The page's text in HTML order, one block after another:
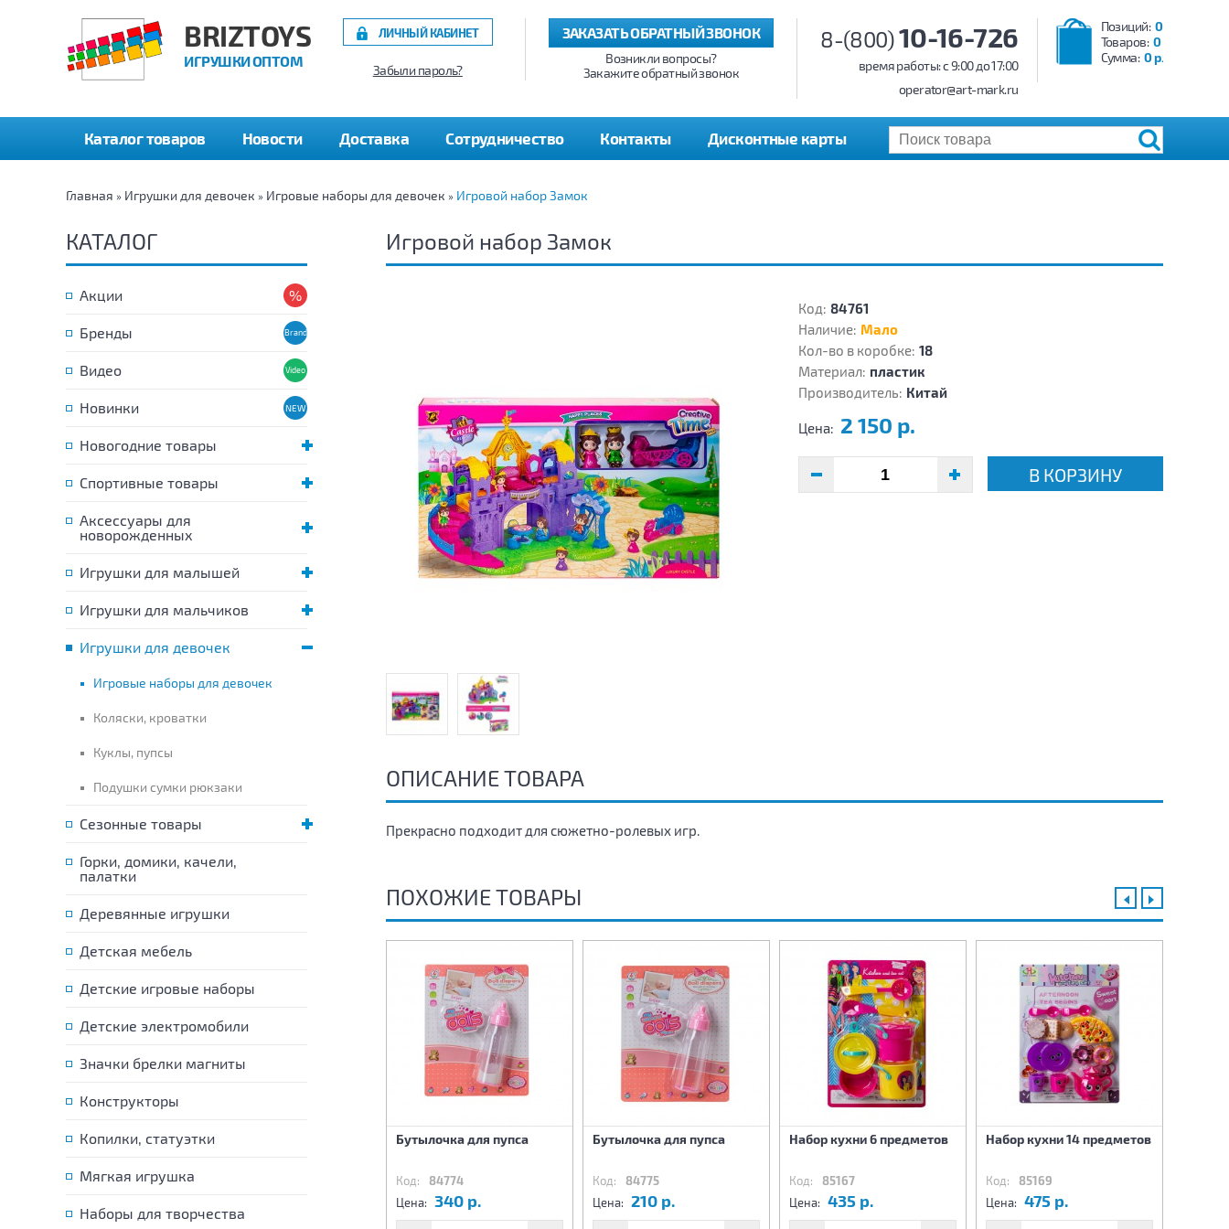
BRIZTOYS
ИГРУШКИ ОПТОМ
Позиций: 0
Товаров: 0
Сумма: 0 р.
8-(800)10-16-726
время работы: c 9:00 до 17:00
operator@art-mark.ru
ЗАКАЗАТЬ ОБРАТНЫЙ ЗВОНОК
Возникли вопросы?
Закажите обратный звонок
ЛИЧНЫЙ КАБИНЕТ
Забыли пароль?
Каталог товаров Новости Доставка Сотрудничество Контакты Дисконтные карты
Главная » Игрушки для девочек » Игровые наборы для девочек » Игровой набор Замок
КАТАЛОГ
Акции
Бренды
Видео
Новинки
Новогодние товары
Спортивные товары
Аксессуары для
новорожденных
Игрушки для малышей
Игрушки для мальчиков
Игрушки для девочек
Игровые наборы для девочек
Коляски, кроватки
Куклы, пупсы
Подушки сумки рюкзаки
Сезонные товары
Горки, домики, качели,
палатки
Деревянные игрушки
Детская мебель
Детские игровые наборы
Детские электромобили
Значки брелки магниты
Конструкторы
Копилки, статуэтки
Мягкая игрушка
Наборы для творчества
Игровой набор Замок
Код: 84761
Наличие: Мало
Кол-во в коробке: 18
Материал: пластик
Производитель: Китай
Цена: 2 150 р.
В КОРЗИНУ
ОПИСАНИЕ ТОВАРА
Прекрасно подходит для сюжетно-ролевых игр.
ПОХОЖИЕ ТОВАРЫ
Волшебная палочка
85174
Волшебная палочка
Бутылочка для пупса
Код: 84774
Цена: 340 р.
Бутылочка для пупса
Код: 84775
Цена: 210 р.
Набор кухни 6 предметов
Код: 85167
Цена: 435 р.
Набор кухни 14 предметов
Код: 85169
Цена: 475 р.